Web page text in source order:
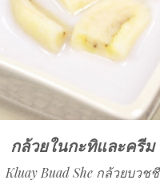
กล้วยในกะทิและครีม
Kluay Buad She กล้วยบวชชี